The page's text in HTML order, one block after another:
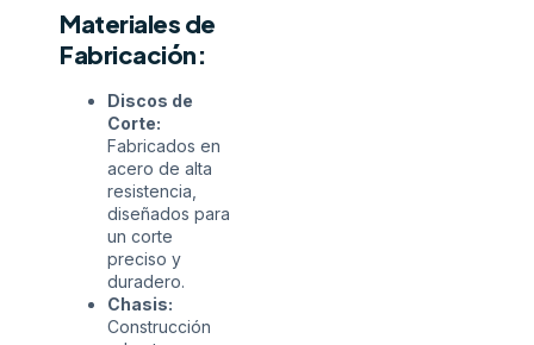
Materiales de
Fabricación:
Discos de
Corte:
Fabricados en
acero de alta
resistencia,
diseñados para
un corte
preciso y
duradero.
Chasis:
Construcción